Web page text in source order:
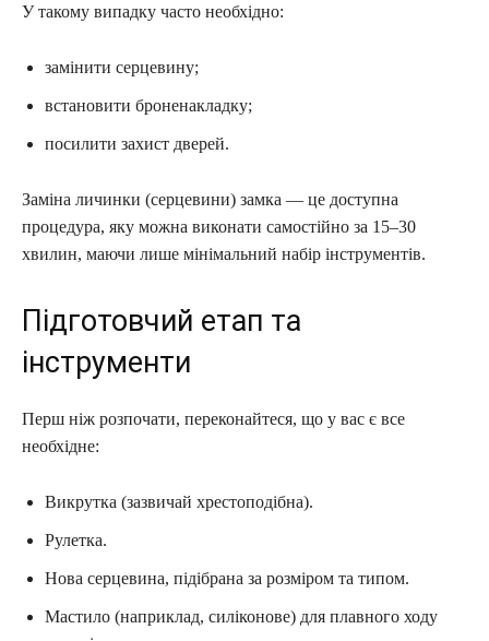
У такому випадку часто необхідно:
замінити серцевину;
встановити броненакладку;
посилити захист дверей.
Заміна личинки (серцевини) замка — це доступна
процедура, яку можна виконати самостійно за 15–30
хвилин, маючи лише мінімальний набір інструментів.
Підготовчий етап та
інструменти
Перш ніж розпочати, переконайтеся, що у вас є все
необхідне:
Викрутка (зазвичай хрестоподібна).
Рулетка.
Нова серцевина, підібрана за розміром та типом.
Мастило (наприклад, силіконове) для плавного ходу